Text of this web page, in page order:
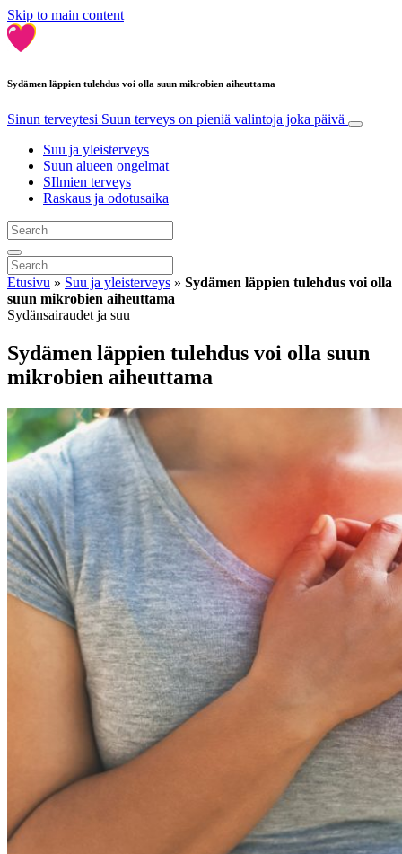
Skip to main content
Sydämen läppien tulehdus voi olla suun mikrobien aiheuttama
Sinun terveytesi Suun terveys on pieniä valintoja joka päivä
Suu ja yleisterveys
Suun alueen ongelmat
SIlmien terveys
Raskaus ja odotusaika
Etusivu » Suu ja yleisterveys » Sydämen läppien tulehdus voi olla
suun mikrobien aiheuttama
Sydänsairaudet ja suu
Sydämen läppien tulehdus voi olla suun
mikrobien aiheuttama